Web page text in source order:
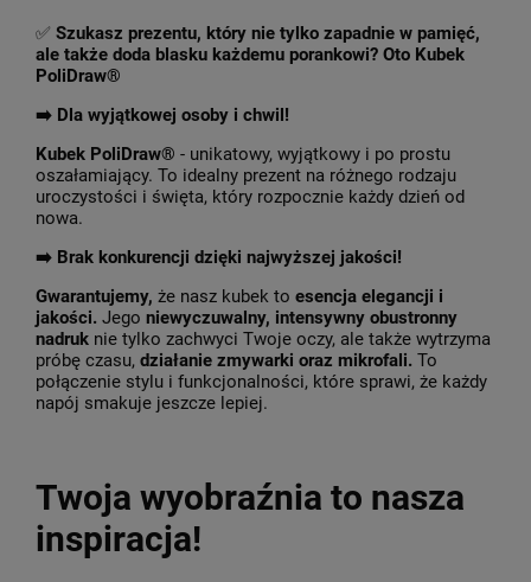
✅ Szukasz prezentu, który nie tylko zapadnie w pamięć,
ale także doda blasku każdemu porankowi? Oto Kubek
PoliDraw®
➡️ Dla wyjątkowej osoby i chwil!
Kubek PoliDraw® - unikatowy, wyjątkowy i po prostu
oszałamiający. To idealny prezent na różnego rodzaju
uroczystości i święta, który rozpocznie każdy dzień od
nowa.
➡️ Brak konkurencji dzięki najwyższej jakości!
Gwarantujemy, że nasz kubek to esencja elegancji i
jakości. Jego niewyczuwalny, intensywny obustronny
nadruk nie tylko zachwyci Twoje oczy, ale także wytrzyma
próbę czasu, działanie zmywarki oraz mikrofali. To
połączenie stylu i funkcjonalności, które sprawi, że każdy
napój smakuje jeszcze lepiej.
Twoja wyobraźnia to nasza
inspiracja!